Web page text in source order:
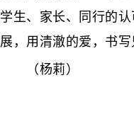
学生、家长、同行的
展，用清澈的爱，书写
（杨莉）